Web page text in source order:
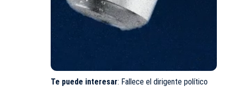
Te puede interesar: Fallece el dirigente político